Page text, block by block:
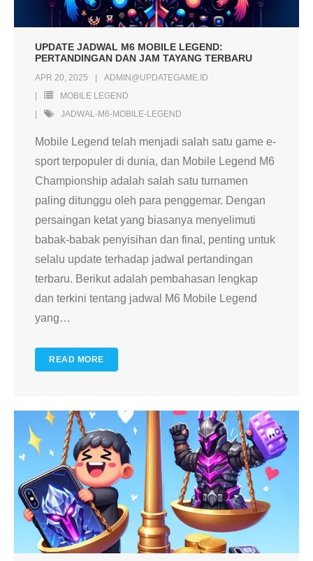
UPDATE JADWAL M6 MOBILE LEGEND:
PERTANDINGAN DAN JAM TAYANG TERBARU
APR 20, 2025
ADMIN@UPDATEGAME.ID
MOBILE LEGEND
JADWAL-M6-MOBILE-LEGEND
Mobile Legend telah menjadi salah satu game e-
sport terpopuler di dunia, dan Mobile Legend M6
Championship adalah salah satu turnamen
paling ditunggu oleh para penggemar. Dengan
persaingan ketat yang biasanya menyelimuti
babak-babak penyisihan dan final, penting untuk
selalu update terhadap jadwal pertandingan
terbaru. Berikut adalah pembahasan lengkap
dan terkini tentang jadwal M6 Mobile Legend
yang…
READ MORE